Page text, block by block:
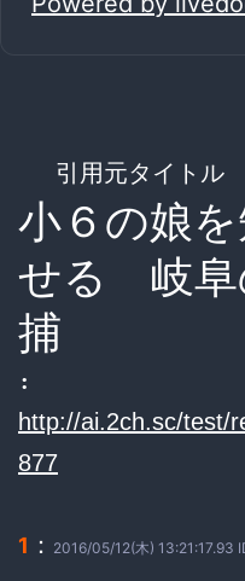
引用元タイトル
小６の娘
せる 岐阜
捕
:
http://ai.2ch.sc/test/
877
1 ： 2016/05/12(木) 13:21:17.93